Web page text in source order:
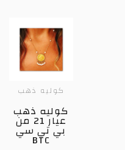
كوليه ذهب
كوليه ذهب
عيار 21 من
بي تي سي
BTC